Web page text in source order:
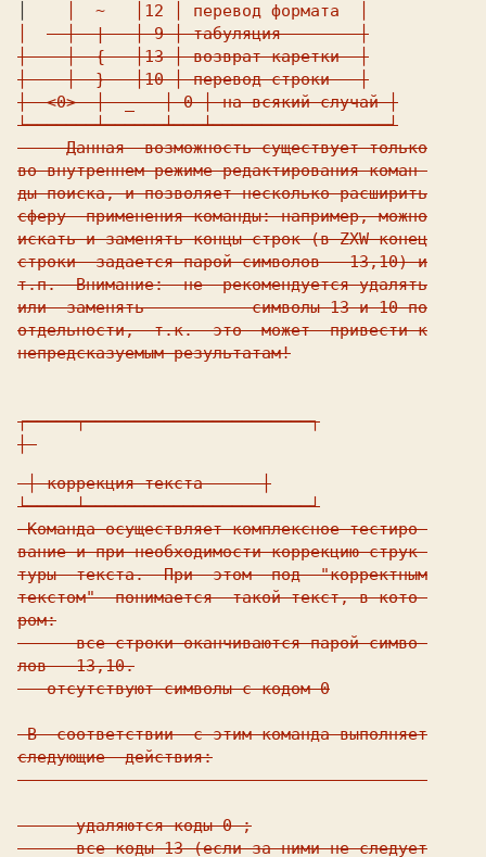
  │  ~   │12 │ перевод формата  │
  │  |   │ 9 │ табуляция        │
│
  │  {   │13 │ возврат каретки  │
│
  │  }   │10 │ перевод строки   │
│  <0>  │  _   │ 0 │ на всякий случай │
└───────┴──────┴───┴──────────────────┘
     Данная  возможность существует только
во внутреннем режиме редактирования коман-
ды поиска, и позволяет несколько расширить
сферу  применения команды: например, можно
искать и заменять концы строк (в ZXW конец
строки  задается парой символов - 13,10) и
т.п.  Внимание:  не  рекомендуется удалять
или  заменять  -------- символы 13 и 10 по
отдельности,  т.к.  это  может  привести к
непредсказуемым результатам!
┌─────┬───────────────────────┐
│
│ коррекция текста      │
└─────┴───────────────────────┘
Команда осуществляет комплексное тестиро-
вание и при необходимости коррекцию струк-
туры  текста.  При  этом  под  "корректным
текстом"  понимается  такой текст, в кото-
ром:
   -  все строки оканчиваются парой симво-
лов - 13,10.
- отсутствуют символы с кодом 0
В  соответствии  с этим команда выполняет
следующие  действия:
------------------------------------------
   -  удаляются коды 0 ;
   -  все коды 13 (если за ними не следует